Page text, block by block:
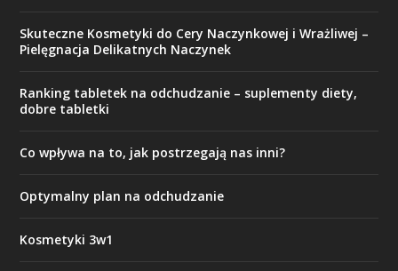
Skuteczne Kosmetyki do Cery Naczynkowej i Wrażliwej –
Pielęgnacja Delikatnych Naczynek
Ranking tabletek na odchudzanie – suplementy diety,
dobre tabletki
Co wpływa na to, jak postrzegają nas inni?
Optymalny plan na odchudzanie
Kosmetyki 3w1